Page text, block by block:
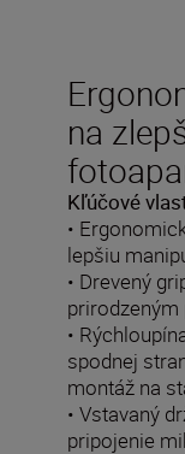
na
Kľúčové
•
lepšiu
• Drevený
•
spodnej
montáž na
• Vstavaný
pripojenie